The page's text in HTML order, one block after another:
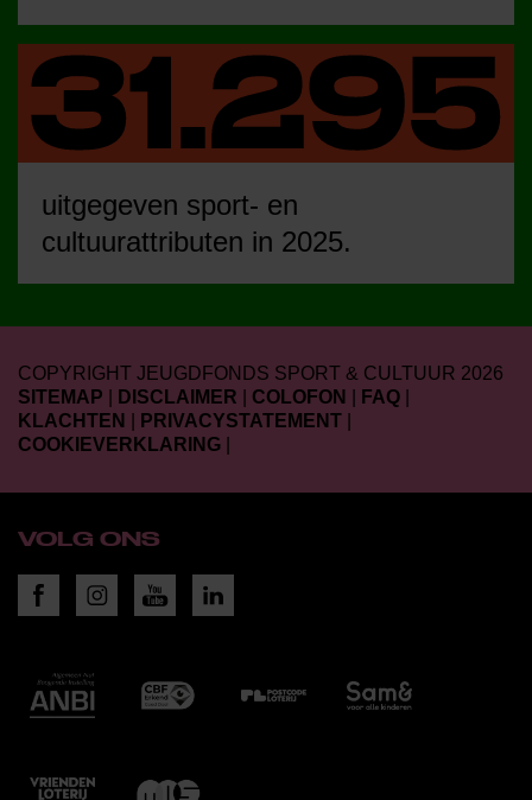
uitgegeven sport- en
cultuurattributen in 2025.
COPYRIGHT JEUGDFONDS SPORT & CULTUUR 2026
SITEMAP
DISCLAIMER COLOFON FAQ
KLACHTEN
PRIVACYSTATEMENT
COOKIEVERKLARING
VOLG ONS